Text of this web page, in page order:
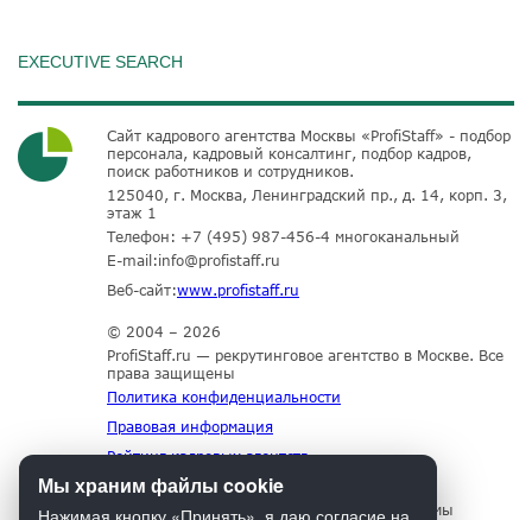
EXECUTIVE SEARCH
Сайт кадрового агентства Москвы «ProfiStaff» - подбор
персонала, кадровый консалтинг, подбор кадров,
поиск работников и сотрудников.
125040, г. Москва, Ленинградский пр., д. 14, корп. 3,
этаж 1
Телефон: +7 (495) 987-456-4 многоканальный
E-mail:info@profistaff.ru
Веб-сайт:www.profistaff.ru
© 2004 – 2026
ProfiStaff.ru — рекрутинговое агентство в Москве. Все
права защищены
Политика конфиденциальности
Правовая информация
Рейтинг кадровых агентств
Для нормального функционирования сайта мы
Мы храним файлы cookie
Нажимая кнопку «Принять», я даю согласие на